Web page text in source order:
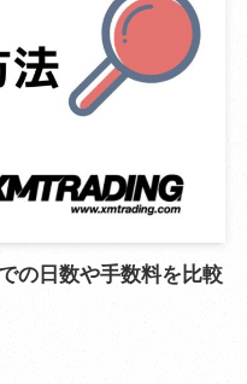
の日数や手数料を比較